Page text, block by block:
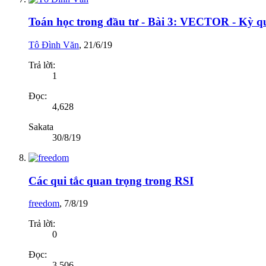
Toán học trong đầu tư - Bài 3: VECTOR - Kỳ
Tô Đình Văn, 21/6/19
Trả lời:
1
Đọc:
4,628
Sakata
30/8/19
Các qui tắc quan trọng trong RSI
freedom, 7/8/19
Trả lời:
0
Đọc: